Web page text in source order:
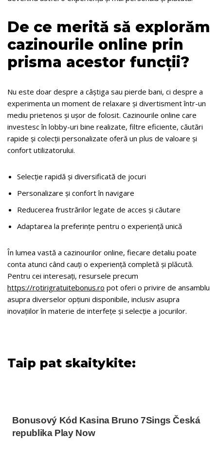
De ce merită să explorăm
cazinourile online prin
prisma acestor funcții?
Nu este doar despre a câștiga sau pierde bani, ci despre a
experimenta un moment de relaxare și divertisment într-un
mediu prietenos și ușor de folosit. Cazinourile online care
investesc în lobby-uri bine realizate, filtre eficiente, căutări
rapide și colecții personalizate oferă un plus de valoare și
confort utilizatorului.
Selecție rapidă și diversificată de jocuri
Personalizare și confort în navigare
Reducerea frustrărilor legate de acces și căutare
Adaptarea la preferințe pentru o experiență unică
În lumea vastă a cazinourilor online, fiecare detaliu poate
conta atunci când cauți o experiență completă și plăcută.
Pentru cei interesați, resursele precum
https://rotirigratuitebonus.ro pot oferi o privire de ansamblu
asupra diverselor opțiuni disponibile, inclusiv asupra
inovațiilor în materie de interfețe și selecție a jocurilor.
Taip pat skaitykite:
Bonusový Kód Kasina Bruno 7Sings Česká
republika Play Now